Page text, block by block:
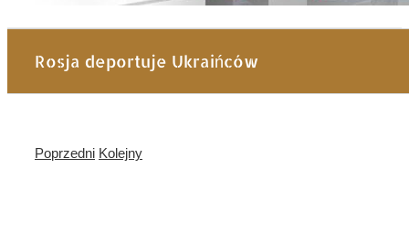
Rosja deportuje Ukraińców
Poprzedni Kolejny